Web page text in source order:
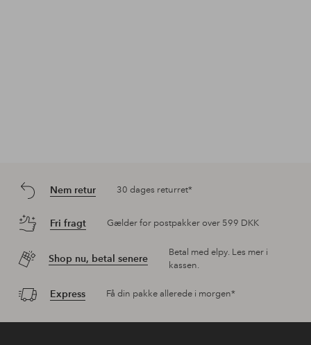
Nem retur 30 dages returret*
Fri fragt Gælder for postpakker over 599 DKK
Shop nu, betal senere
Betal med elpy. Les mer i
kassen.
Express Få din pakke allerede i morgen*